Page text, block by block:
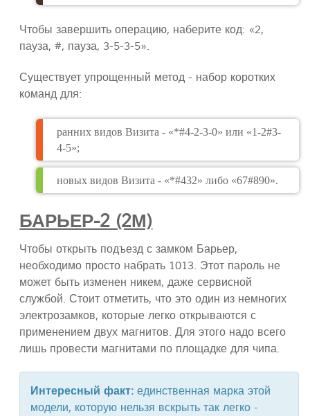
Чтобы завершить операцию, наберите код: «2,
пауза, #, пауза, 3-5-3-5».
Существует упрощенный метод - набор коротких
команд для:
ранних видов Визита - «*#4-2-3-0» или «1-2#3-
4-5»;
новых видов Визита - «*#432» либо «67#890».
БАРЬЕР-2 (2М)
Чтобы открыть подъезд с замком Барьер,
необходимо просто набрать 1013. Этот пароль не
может быть изменен никем, даже сервисной
службой. Стоит отметить, что это один из немногих
электрозамков, которые легко открываются с
применением двух магнитов. Для этого надо всего
лишь провести магнитами по площадке для чипа.
Интересный факт: единственная марка этой
модели, которую нельзя вскрыть так легко -